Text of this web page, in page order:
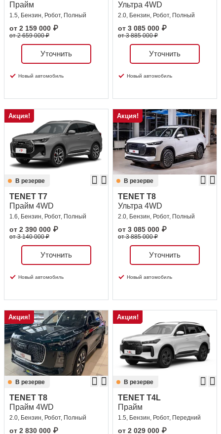
Прайм
1.5, Бензин, Робот, Полный
от 2 159 000 ₽
от 2 659 000 ₽
Уточнить
Новый автомобиль
Ультра 4WD
2.0, Бензин, Робот, Полный
от 3 085 000 ₽
от 3 885 000 ₽
Уточнить
Новый автомобиль
Акция!
В резерве
TENET T7
Прайм 4WD
1.6, Бензин, Робот, Полный
от 2 390 000 ₽
от 3 140 000 ₽
Уточнить
Новый автомобиль
Акция!
В резерве
TENET T8
Ультра 4WD
2.0, Бензин, Робот, Полный
от 3 085 000 ₽
от 3 885 000 ₽
Уточнить
Новый автомобиль
Акция!
В резерве
TENET T8
Прайм 4WD
2.0, Бензин, Робот, Полный
от 2 830 000 ₽
Акция!
В резерве
TENET T4L
Прайм
1.5, Бензин, Робот, Передний
от 2 029 000 ₽